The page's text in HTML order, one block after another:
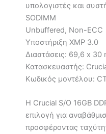
υπολογιστές και
SODIMM
Unbuffered, Non-ECC
Υποστήριξη XMP 3.0
Διαστάσεις: 69,6 x 30
Κατασκευαστής:
Κωδικός μοντέλου:
Η Crucial S/O 16GB
επιλογή για
προσφέροντας